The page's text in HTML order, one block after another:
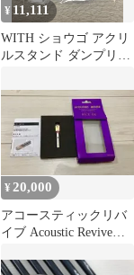
¥11,111
WITH ショウゴ アクリ
ルスタンド ダンプリフ
¥ 20,000
アコースティックリバ
イブ Acoustic Revive